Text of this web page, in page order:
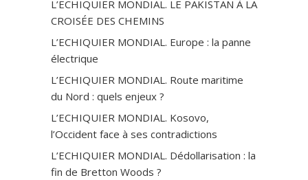
L’ECHIQUIER MONDIAL. LE PAKISTAN À LA
CROISÉE DES CHEMINS
L’ECHIQUIER MONDIAL. Europe : la panne
électrique
L’ECHIQUIER MONDIAL. Route maritime
du Nord : quels enjeux ?
L’ECHIQUIER MONDIAL. Kosovo,
l’Occident face à ses contradictions
L’ECHIQUIER MONDIAL. Dédollarisation : la
fin de Bretton Woods ?